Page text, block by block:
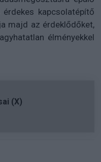
kapcsolatépítő
majd az érdeklődőket,
élményekkel
(X)